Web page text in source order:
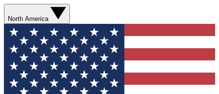
North America